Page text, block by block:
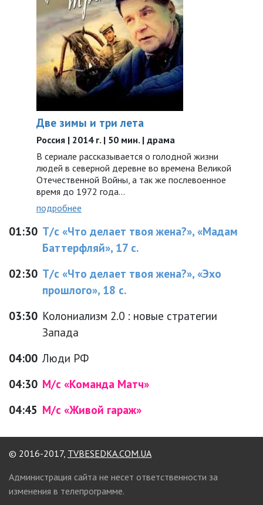
Две зимы и три лета
Россия | 2014 г. | 50 мин. | драма
В сериале рассказывается о голодной жизни
людей в северной деревне во времена Великой
Отечественной Войны, а так же послевоенное
время до 1972 года…
подробнее
01:30 Т/с «Что делает твоя жена?», «Мадам
Баттерфляй», 17 с.
02:30 Т/с «Что делает твоя жена?», «Эхо
прошлого», 18 с.
03:30 Колониализм 2.0 : новые стратегии
Запада
04:00 Люди РФ
04:30 М/с «Команда Матч»
04:45 М/с «Живой гараж»
© 2016-2017, TVBESEDKA.COM.UA
Администрация сайта не несет ответственности за
изменения в телепрограмме.